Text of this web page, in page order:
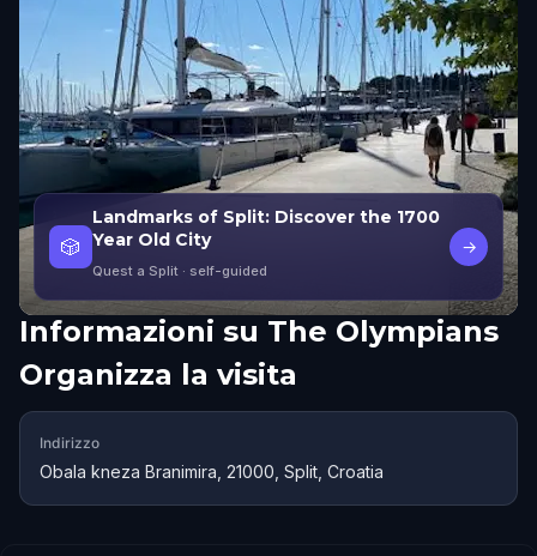
🎲
Landmarks of Split: Discover the 1700
Year Old City
Quest a Split · self-guided
→
Informazioni su The Olympians
Organizza la visita
Indirizzo
Obala kneza Branimira, 21000, Split, Croatia